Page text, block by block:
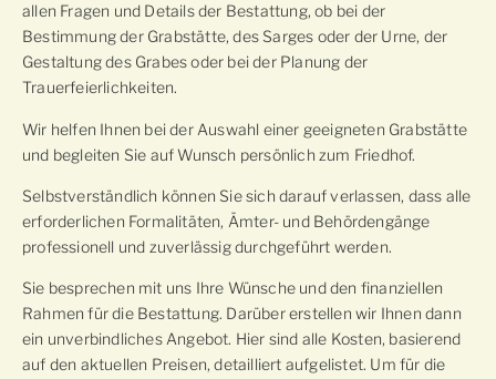
allen Fragen und Details der Bestattung, ob bei der
Bestimmung der Grabstätte, des Sarges oder der Urne, der
Gestaltung des Grabes oder bei der Planung der
Trauerfeierlichkeiten.
Wir helfen Ihnen bei der Auswahl einer geeigneten Grabstätte
und begleiten Sie auf Wunsch persönlich zum Friedhof.
Selbstverständlich können Sie sich darauf verlassen, dass alle
erforderlichen Formalitäten, Ämter- und Behördengänge
professionell und zuverlässig durchgeführt werden.
Sie besprechen mit uns Ihre Wünsche und den finanziellen
Rahmen für die Bestattung. Darüber erstellen wir Ihnen dann
ein unverbindliches Angebot. Hier sind alle Kosten, basierend
auf den aktuellen Preisen, detailliert aufgelistet. Um für die